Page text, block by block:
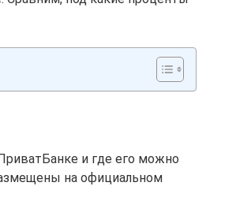
и где его можно
на официальном